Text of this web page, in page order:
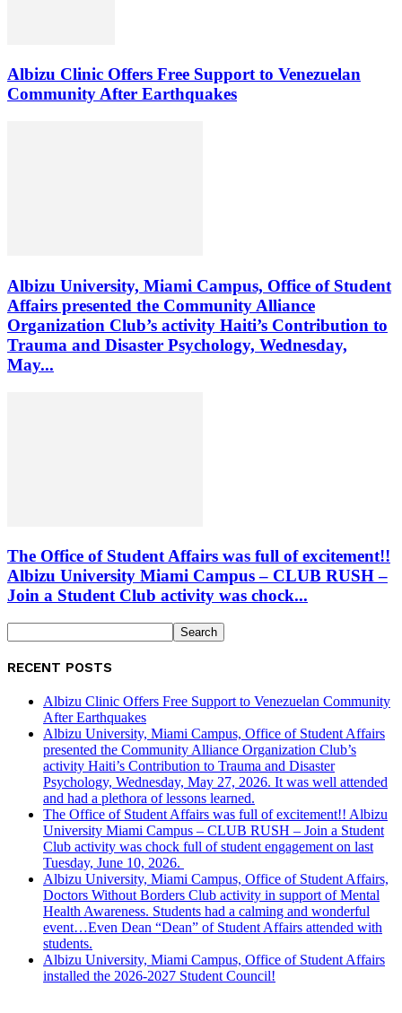
Albizu Clinic Offers Free Support to Venezuelan
Community After Earthquakes
Albizu University, Miami Campus, Office of Student
Affairs presented the Community Alliance
Organization Club’s activity Haiti’s Contribution to
Trauma and Disaster Psychology, Wednesday,
May...
The Office of Student Affairs was full of excitement!!
Albizu University Miami Campus – CLUB RUSH –
Join a Student Club activity was chock...
RECENT POSTS
Albizu Clinic Offers Free Support to Venezuelan Community
After Earthquakes
Albizu University, Miami Campus, Office of Student Affairs
presented the Community Alliance Organization Club’s
activity Haiti’s Contribution to Trauma and Disaster
Psychology, Wednesday, May 27, 2026. It was well attended
and had a plethora of lessons learned.
The Office of Student Affairs was full of excitement!! Albizu
University Miami Campus – CLUB RUSH – Join a Student
Club activity was chock full of student engagement on last
Tuesday, June 10, 2026.
Albizu University, Miami Campus, Office of Student Affairs,
Doctors Without Borders Club activity in support of Mental
Health Awareness. Students had a calming and wonderful
event…Even Dean “Dean” of Student Affairs attended with
students.
Albizu University, Miami Campus, Office of Student Affairs
installed the 2026-2027 Student Council!